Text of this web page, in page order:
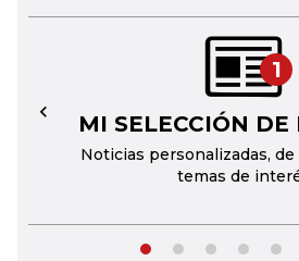
1
MI SELECCIÓN DE
Noticias personalizadas, de
temas de
←